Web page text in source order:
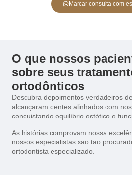
Marcar consulta com
O que nossos
sobre seus
ortodônticos
Descubra depoimentos verdadeiros
alcançaram dentes alinhados com
conquistando equilíbrio estético e
As histórias comprovam nossa
nossos especialistas são tão
ortodontista especializado.